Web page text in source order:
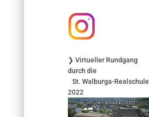
h
:
❯ Virtueller Rundgang
durch die
St. Walburga-Realschule
2022